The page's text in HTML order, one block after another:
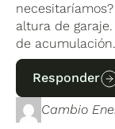
altura de
de acumulación.
Responder
Cambio